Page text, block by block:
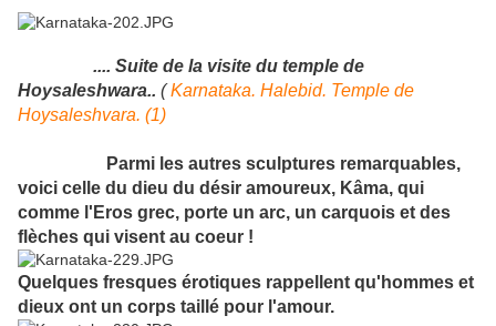
.... Suite de la visite du temple de
Hoysaleshwara.. (Karnataka. Halebid. Temple de
Hoysaleshvara. (1)
Parmi les autres sculptures remarquables,
voici celle du dieu du désir amoureux, Kâma, qui
comme l'Eros grec, porte un arc, un carquois et des
flèches qui visent au coeur !
Quelques fresques érotiques rappellent qu'hommes et
dieux ont un corps taillé pour l'amour.